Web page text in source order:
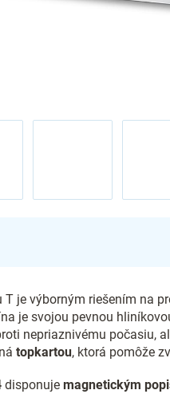
T je výborným riešením na
je svojou pevnou
nepriaznivému počasiu,
topkartou, ktorá pomôže
disponuje magnetickým